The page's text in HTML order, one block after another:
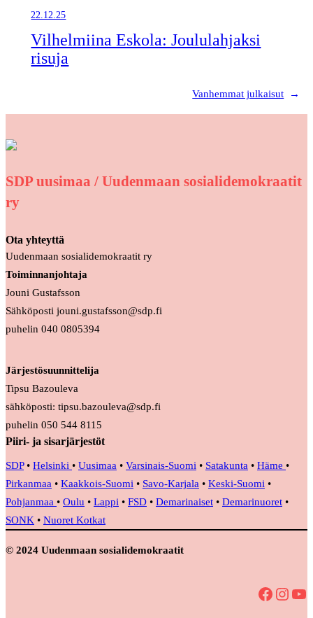
22.12.25
Vilhelmiina Eskola: Joululahjaksi
risuja
Vanhemmat julkaisut →
SDP uusimaa / Uudenmaan sosialidemokraatit
ry
Ota yhteyttä
Uudenmaan sosialidemokraatit ry
Toiminnanjohtaja
Jouni Gustafsson
Sähköposti jouni.gustafsson@sdp.fi
puhelin 040 0805394
Järjestösuunnittelija
Tipsu Bazouleva
sähköposti: tipsu.bazouleva@sdp.fi
puhelin 050 544 8115
Piiri- ja sisarjärjestöt
SDP• Helsinki • Uusimaa • Varsinais-Suomi • Satakunta • Häme •
Pirkanmaa • Kaakkois-Suomi • Savo-Karjala • Keski-Suomi •
Pohjanmaa • Oulu • Lappi • FSD • Demarinaiset • Demarinuoret •
SONK • Nuoret Kotkat
© 2024 Uudenmaan sosialidemokraatit
Facebook Instagram YouTube